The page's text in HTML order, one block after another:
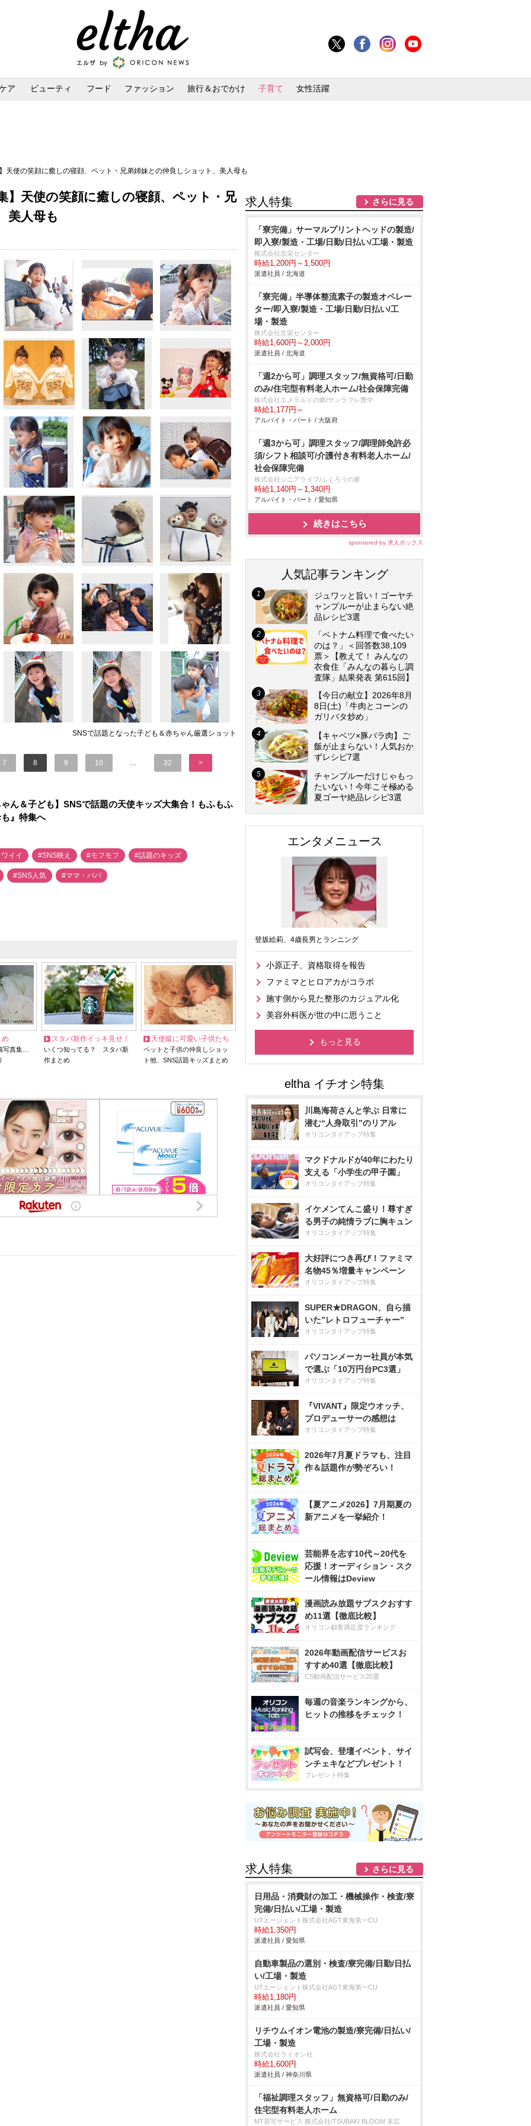
ア ビューティ フード ファッション 旅行＆おでかけ 子育て 女性活躍
天使の笑顔に癒しの寝顔、ペット・兄弟姉妹との仲良しショット、美人母も
】天使の笑顔に癒しの寝顔、ペット・兄
美人母も
SNSで話題となった子ども＆赤ちゃん厳選ショット
7 8 9 10 … 32 >
ん＆子ども】SNSで話題の天使キッズ大集合！もふもふ
』特集へ
イイ #SNS映え #モフモフ #話題のキッズ
#SNS人気 #ママ・パパ
め
写真集…
スタバ新作イッキ見せ！
いくつ知ってる？ スタバ新
作まとめ
天使級に可愛い子供たち
ペットと子供の仲良しショッ
ト他、SNS話題キッズまとめ
求人特集 さらに見る
「寮完備」サーマルプリントヘッドの製造/
即入寮/製造・工場/日勤/日払い/工場・製造
株式会社京栄センター
時給1,200円～1,500円
派遣社員 / 北海道
「寮完備」半導体整流素子の製造オペレー
ター/即入寮/製造・工場/日勤/日払い/工
場・製造
株式会社京栄センター
時給1,600円～2,000円
派遣社員 / 北海道
「週2から可」調理スタッフ/無資格可/日勤
のみ/住宅型有料老人ホーム/社会保障完備
株式会社エメラルドの郷/サンラフレ豊中
時給1,177円～
アルバイト・パート / 大阪府
「週3から可」調理スタッフ/調理師免許必
須/シフト相談可/介護付き有料老人ホーム/
社会保障完備
株式会社シニアライフ/ふくろうの家
時給1,140円～1,340円
アルバイト・パート / 愛知県
続きはこちら
sponsored by 求人ボックス
人気記事ランキング
ジュワッと旨い！ゴーヤチ
ャンプルーが止まらない絶
品レシピ3選
「ベトナム料理で食べたい
のは？」＜回答数38,109
票＞【教えて！ みんなの
衣食住「みんなの暮らし調
査隊」結果発表 第615回】
【今日の献立】2026年8月
8日(土)「牛肉とコーンの
ガリバタ炒め」
【キャベツ×豚バラ肉】ご
飯が止まらない！人気おか
ずレシピ7選
チャンプルーだけじゃもっ
たいない！今年こそ極める
夏ゴーヤ絶品レシピ3選
エンタメニュース
登坂絵莉、4歳長男とランニング
小原正子、資格取得を報告
ファミマとヒロアカがコラボ
施す側から見た整形のカジュアル化
美容外科医が世の中に思うこと
もっと見る
川島海荷さんと学ぶ 日常に
潜む“人身取引”のリアル
オリコンタイアップ特集
マクドナルドが40年にわたり
支える「小学生の甲子園」
オリコンタイアップ特集
イケメンてんこ盛り！尊すぎ
る男子の純情ラブに胸キュン
オリコンタイアップ特集
大好評につき再び！ファミマ
名物45％増量キャンペーン
オリコンタイアップ特集
SUPER★DRAGON、自ら描
いた”レトロフューチャー”
オリコンタイアップ特集
パソコンメーカー社員が本気
で選ぶ「10万円台PC3選」
オリコンタイアップ特集
『VIVANT』限定ウオッチ、
プロデューサーの感想は
オリコンタイアップ特集
2026年7月夏ドラマも、注目
作＆話題作が勢ぞろい！
【夏アニメ2026】7月期夏の
新アニメを一挙紹介！
芸能界を志す10代～20代を
応援！オーディション・スク
ール情報はDeview
漫画読み放題サブスクおすす
め11選【徹底比較】
オリコン顧客満足度ランキング
2026年動画配信サービスお
すすめ40選【徹底比較】
CS動画配信サービス20選
毎週の音楽ランキングから、
ヒットの推移をチェック！
試写会、登壇イベント、サイ
ンチェキなどプレゼント！
プレゼント特集
求人特集 さらに見る
日用品・消費財の加工・機械操作・検査/寮
完備/日払い/工場・製造
UTエージェント株式会社AGT東海第一CU
時給1,350円
派遣社員 / 愛知県
自動車製品の選別・検査/寮完備/日勤/日払
い/工場・製造
UTエージェント株式会社AGT東海第一CU
時給1,180円
派遣社員 / 愛知県
リチウムイオン電池の製造/寮完備/日払い/
工場・製造
株式会社ライオン社
時給1,600円
派遣社員 / 神奈川県
「福祉調理スタッフ」無資格可/日勤のみ/
住宅型有料老人ホーム
MT居宅サービス 株式会社/TSUBAKI BLOOM 末広